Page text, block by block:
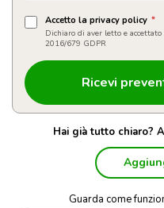
Accetto la privacy policy *
Dichiaro di aver letto e accettato
2016/679 GDPR
Hai già tutto chiaro?
Guarda come